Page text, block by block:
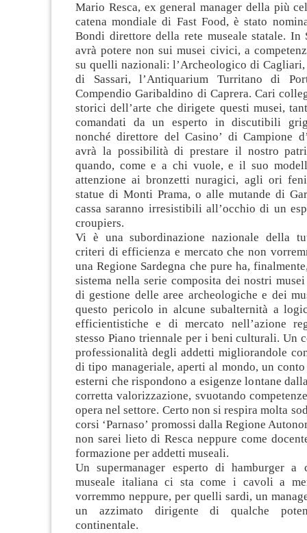
Mario Resca, ex general manager della più
catena mondiale di Fast Food, è stato
Bondi direttore della rete museale statale. In
avrà potere non sui musei civici, a
su quelli nazionali: l’Archeologico di Cagliari,
di Sassari, l’Antiquarium Turritano di
Compendio Garibaldino di Caprera. Cari
storici dell’arte che dirigete questi musei,
comandati da un esperto in discutibili
nonché direttore del Casino’ di Campione
avrà la possibilità di prestare il nostro
quando, come e a chi vuole, e il suo
attenzione ai bronzetti nuragici, agli ori
statue di Monti Prama, o alle mutande di
cassa saranno irresistibili all’occhio di un
croupiers.
Vi è una subordinazione nazionale della
criteri di efficienza e mercato che non
una Regione Sardegna che pure ha,
sistema nella serie composita dei nostri
di gestione delle aree archeologiche e dei
questo pericolo in alcune subalternità a
efficientistiche e di mercato nell’azione
stesso Piano triennale per i beni culturali. Un
professionalità degli addetti migliorandole
di tipo manageriale, aperti al mondo, un
esterni che rispondono a esigenze lontane
corretta valorizzazione, svuotando
opera nel settore. Certo non si respira molta
corsi ‘Parnaso’ promossi dalla Regione
non sarei lieto di Resca neppure come
formazione per addetti museali.
Un supermanager esperto di hamburger a
museale italiana ci sta come i cavoli a
vorremmo neppure, per quelli sardi, un
un azzimato dirigente di qualche
continentale.